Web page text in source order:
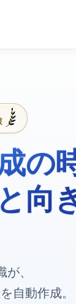
の
向
、
自動作成。